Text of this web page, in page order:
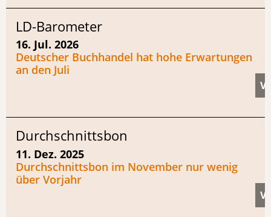
LD-Barometer
16. Jul. 2026
Deutscher Buchhandel hat hohe Erwartungen
an den Juli
Durchschnittsbon
11. Dez. 2025
Durchschnittsbon im November nur wenig
über Vorjahr